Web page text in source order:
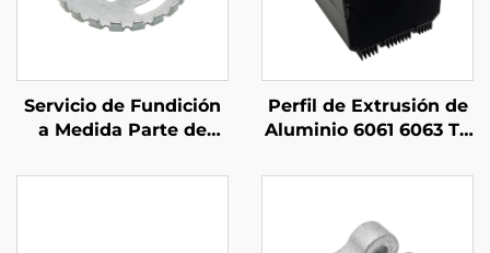
Servicio de Fundición
a Medida Parte de
Hierro Galvanizado
Perfil de Extrusión de
Aluminio 6061 6063 T5
Anodizado Negro